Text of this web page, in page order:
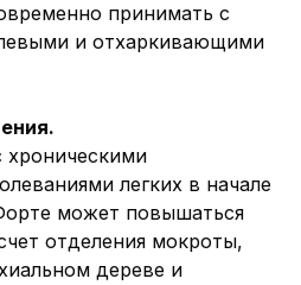
принимать с
и отхаркивающими
хроническими
легких в начале
может повышаться
отделения мокроты,
дереве и